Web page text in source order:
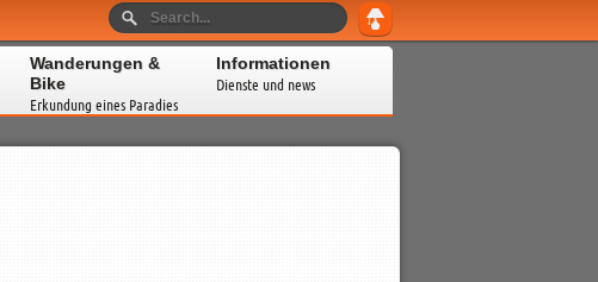
Wanderungen &
Bike
Erkundung eines Paradies
Informationen
Dienste und news